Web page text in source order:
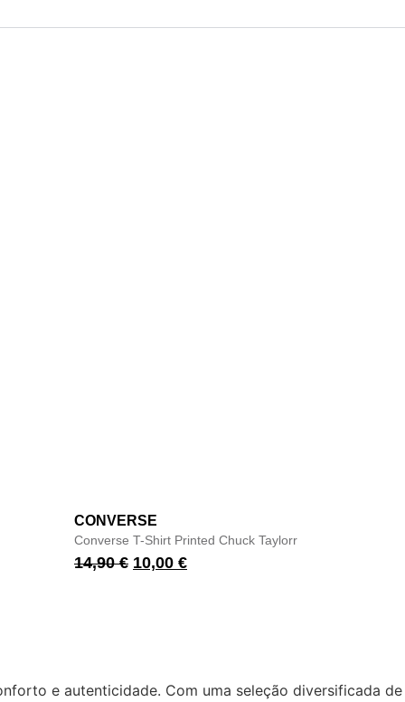
CONVERSE
Converse T-Shirt Printed Chuck Taylorr
14,90€ 10,00 €
e autenticidade. Com uma seleção diversificada